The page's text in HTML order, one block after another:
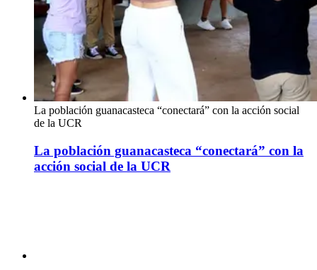
La población guanacasteca “conectará” con la acción social
de la UCR
La población guanacasteca “conectará” con la
acción social de la UCR